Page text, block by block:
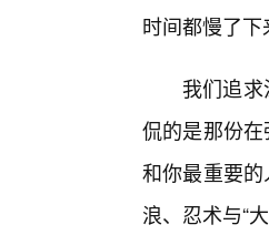
时间都慢了下
我们追
侃的是那份
和你最重要
浪、忍术与“